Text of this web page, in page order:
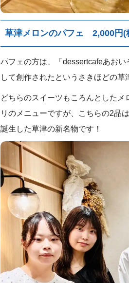
草津メロンのパフェ 2,000円(
パフェの方は、「dessertcafeあお
して創作されたというさきほどの
どちらのスイーツもころんとした
リのメニューですが、こちらの2品
誕生した草津の新名物です！